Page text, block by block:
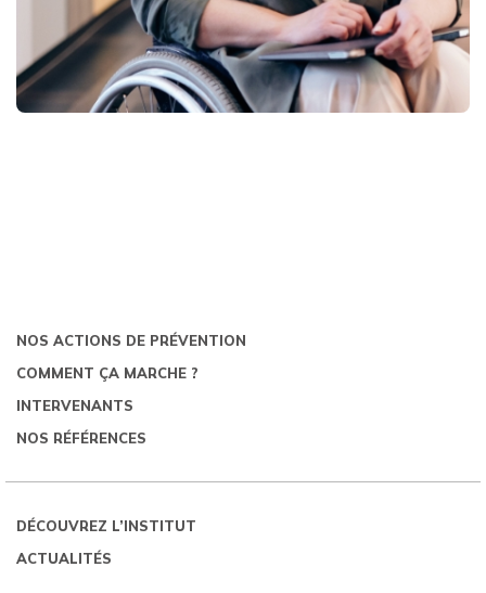
NOS ACTIONS DE PRÉVENTION
COMMENT ÇA MARCHE ?
INTERVENANTS
NOS RÉFÉRENCES
DÉCOUVREZ L’INSTITUT
ACTUALITÉS